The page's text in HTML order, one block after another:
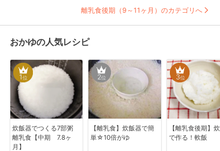
離乳食後期（9～11ヶ月）のカテゴリへ
おかゆの人気レシピ
1位
炊飯器でつくる7部粥
離乳食【中期 7.8ヶ
月】
2位
【離乳食】炊飯器で簡
単☆10倍がゆ
3位
【離乳食後期】
で作る！軟飯